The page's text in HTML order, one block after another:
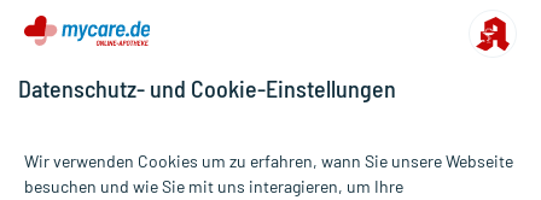
Datenschutz- und Cookie-Einstellungen
Wir verwenden Cookies um zu erfahren, wann Sie unsere Webseite
besuchen und wie Sie mit uns interagieren, um Ihre